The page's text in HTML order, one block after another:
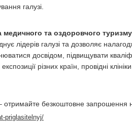
галузі.
медичного та оздоровчого
лідерів галузі та дозволяє
досвідом, підвищувати
різних країн, провідні
отримайте безкоштовне
priglasitelnyj/